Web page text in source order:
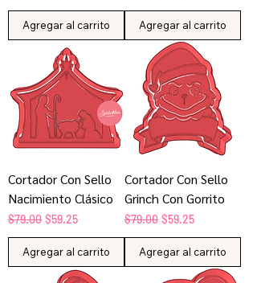
Agregar al carrito Agregar al carrito
Cortador Con Sello
Nacimiento Clásico
Precio
$79.00 Precio de oferta
$59.25
Agregar al carrito
Cortador Con Sello
Grinch Con Gorrito
Precio
$79.00 Precio de oferta
$59.25
Agregar al carrito